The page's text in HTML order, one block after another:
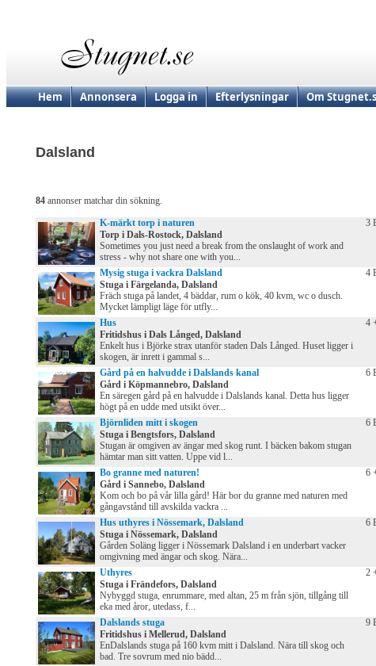
Hem Annonsera Logga in Efterlysningar Om
Dalsland
84 annonser matchar din sökning.
K-märkt torp i naturen
Torp i Dals-Rostock, Dalsland
Sometimes you just need a break from the onslaught of work and
stress - why not share one with you...
3
Mysig stuga i vackra Dalsland
Stuga i Färgelanda, Dalsland
Fräch stuga på landet, 4 bäddar, rum o kök, 40 kvm, wc o dusch.
Mycket lämpligt läge för utfly...
4
Hus
Fritidshus i Dals Långed, Dalsland
Enkelt hus i Björke strax utanför staden Dals Långed. Huset ligger i
skogen, är inrett i gammal s...
4
Gård på en halvudde i Dalslands kanal
Gård i Köpmannebro, Dalsland
En säregen gård på en halvudde i Dalslands kanal. Detta hus ligger
högt på en udde med utsikt över...
6
Björnliden mitt i skogen
Stuga i Bengtsfors, Dalsland
Stugan är omgiven av ängar med skog runt. I bäcken bakom stugan
hämtar man sitt vatten. Uppe vid l...
6
Bo granne med naturen!
Gård i Sannebo, Dalsland
Kom och bo på vår lilla gård! Här bor du granne med naturen med
gångavstånd till avskilda vackra ...
6
Hus uthyres i Nössemark, Dalsland
Stuga i Nössemark, Dalsland
Gården Soläng ligger i Nössemark Dalsland i en underbart vacker
omgivning med ängar och skog. Nära...
6
Uthyres
Stuga i Frändefors, Dalsland
Nybyggd stuga, enrummare, med altan, 25 m från sjön, tillgång till
eka med åror, utedass, f...
2
Dalslands stuga
Fritidshus i Mellerud, Dalsland
EnDalslands stuga på 160 kvm mitt i Dalsland. Nära till skog och
bad. Tre sovrum med nio bädd...
9